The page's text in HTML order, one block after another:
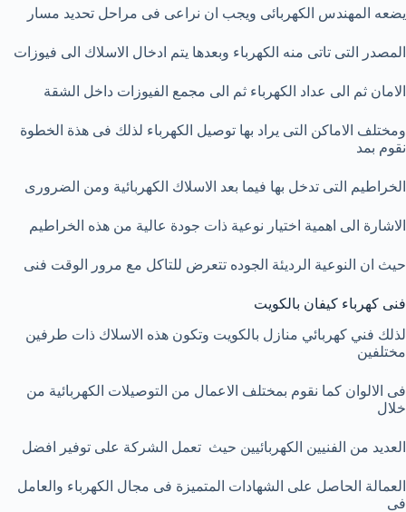
يضعه المهندس الكهربائى ويجب ان نراعى فى مراحل تحديد مسار
المصدر التى تاتى منه الكهرباء وبعدها يتم ادخال الاسلاك الى فيوزات
الامان ثم الى عداد الكهرباء ثم الى مجمع الفيوزات داخل الشقة
ومختلف الاماكن التى يراد بها توصيل الكهرباء لذلك فى هذة الخطوة
نقوم بمد
الخراطيم التى تدخل بها فيما بعد الاسلاك الكهربائية ومن الضرورى
الاشارة الى اهمية اختيار نوعية ذات جودة عالية من هذه الخراطيم
حيث ان النوعية الرديئة الجوده تتعرض للتاكل مع مرور الوقت فنى
فنى كهرباء كيفان بالكويت
لذلك فني كهربائي منازل بالكويت وتكون هذه الاسلاك ذات طرفين
مختلفين
فى الالوان كما نقوم بمختلف الاعمال من التوصيلات الكهربائية من
خلال
العديد من الفنيين الكهربائيين حيث تعمل الشركة على توفير افضل
العمالة الحاصل على الشهادات المتميزة فى مجال الكهرباء والعامل
فى